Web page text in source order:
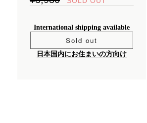
International shipping available
Sold out
日本国内にお住まいの方向け